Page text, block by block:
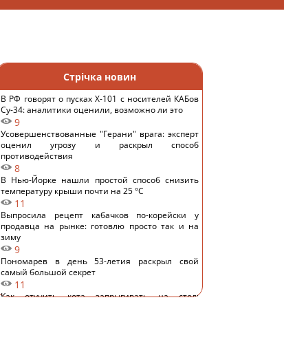
Стрічка новин
В РФ говорят о пусках Х-101 с носителей КАБов
Су-34: аналитики оценили, возможно ли это
9
Усовершенствованные "Герани" врага: эксперт
оценил угрозу и раскрыл способ
противодействия
8
В Нью-Йорке нашли простой способ снизить
температуру крыши почти на 25 °C
11
Выпросила рецепт кабачков по-корейски у
продавца на рынке: готовлю просто так и на
зиму
9
Пономарев в день 53-летия раскрыл свой
самый большой секрет
11
Как отучить кота запрыгивать на стол: